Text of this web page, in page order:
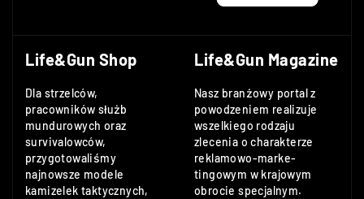
Life&Gun Shop
Dla strzelców,
pracowników służb
mundurowych oraz
survivalowców,
przygotowaliśmy
najnowsze modele
kamizelek taktycznych,
Life&Gun Magazine
Nasz branżowy portal z
powodzeniem realizuje
wszelkiego rodzaju
zlecenia o charakterze
reklamowo-marke-
tingowym w krajowym
obrocie specjalnym.